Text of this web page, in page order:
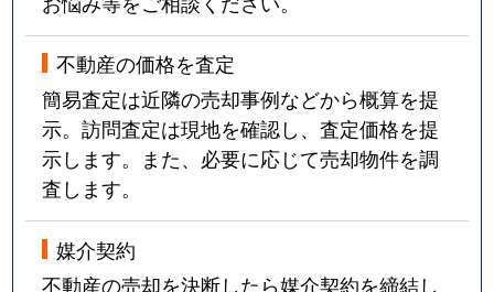
不動産の価格を査定
簡易査定は近隣の売却事例などから概算を提
示。訪問査定は現地を確認し、査定価格を提
示します。また、必要に応じて売却物件を調
査します。
媒介契約
不動産の売却を決断したら媒介契約を締結し